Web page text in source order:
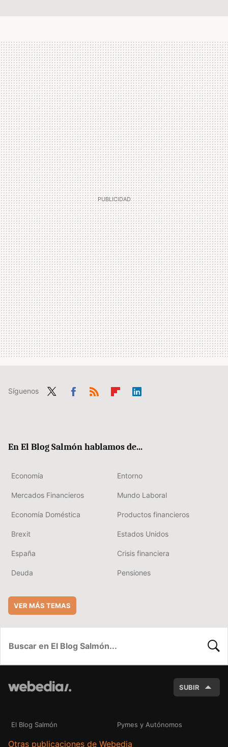
Síguenos
En El Blog Salmón hablamos de...
Economía Entorno
Mercados Financieros Mundo Laboral
Economía Doméstica Productos financieros
Brexit Estados Unidos
España Crisis financiera
Deuda Pensiones
VER MÁS TEMAS
SUBIR
El Blog Salmón Pymes y Autónomos
Otras publicaciones de Webedia